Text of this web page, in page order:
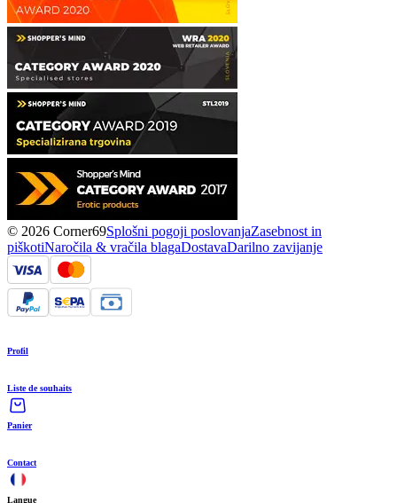
© 2026 Corner69Splošni pogoji poslovanjaZasebnost in
piškotiNaročila & vračila blagaDostavaDarilno zavijanje
Profil
Liste de souhaits
Panier
Contact
Langue